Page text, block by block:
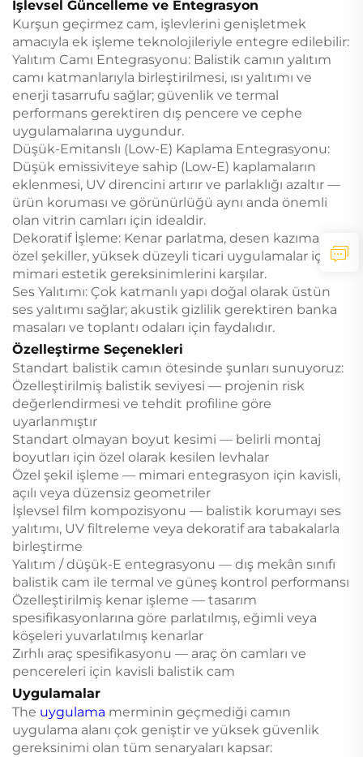
İşlevsel Güncelleme ve Entegrasyon
Kurşun geçirmez cam, işlevlerini genişletmek
amacıyla ek işleme teknolojileriyle entegre edilebilir:
Yalıtım Camı Entegrasyonu: Balistik camın yalıtım
camı katmanlarıyla birleştirilmesi, ısı yalıtımı ve
enerji tasarrufu sağlar; güvenlik ve termal
performans gerektiren dış pencere ve cephe
uygulamalarına uygundur.
Düşük-Emitanslı (Low-E) Kaplama Entegrasyonu:
Düşük emissiviteye sahip (Low-E) kaplamaların
eklenmesi, UV direncini artırır ve parlaklığı azaltır —
ürün koruması ve görünürlüğü aynı anda önemli
olan vitrin camları için idealdir.
Dekoratif İşleme: Kenar parlatma, desen kazıma ve
özel şekiller, yüksek düzeyli ticari uygulamalar için
mimari estetik gereksinimlerini karşılar.
Ses Yalıtımı: Çok katmanlı yapı doğal olarak üstün
ses yalıtımı sağlar; akustik gizlilik gerektiren banka
masaları ve toplantı odaları için faydalıdır.
Özelleştirme Seçenekleri
Standart balistik camın ötesinde şunları sunuyoruz:
Özelleştirilmiş balistik seviyesi — projenin risk
değerlendirmesi ve tehdit profiline göre
uyarlanmıştır
Standart olmayan boyut kesimi — belirli montaj
boyutları için özel olarak kesilen levhalar
Özel şekil işleme — mimari entegrasyon için kavisli,
açılı veya düzensiz geometriler
İşlevsel film kompozisyonu — balistik korumayı ses
yalıtımı, UV filtreleme veya dekoratif ara tabakalarla
birleştirme
Yalıtım / düşük-E entegrasyonu — dış mekân sınıfı
balistik cam ile termal ve güneş kontrol performansı
Özelleştirilmiş kenar işleme — tasarım
spesifikasyonlarına göre parlatılmış, eğimli veya
köşeleri yuvarlatılmış kenarlar
Zırhlı araç spesifikasyonu — araç ön camları ve
pencereleri için kavisli balistik cam
Uygulamalar
The uygulama merminin geçmediği camın
uygulama alanı çok geniştir ve yüksek güvenlik
gereksinimi olan tüm senaryaları kapsar: